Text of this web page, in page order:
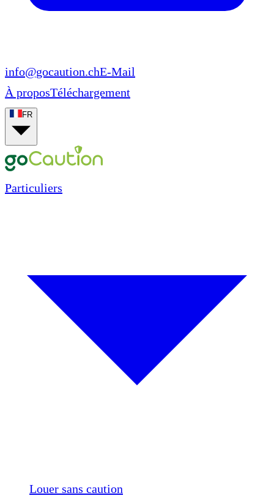
info@gocaution.chE-Mail
À proposTéléchargement
FR
Particuliers
Louer sans caution